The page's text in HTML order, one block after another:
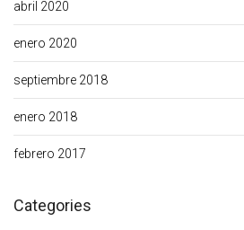
abril 2020
enero 2020
septiembre 2018
enero 2018
febrero 2017
Categories